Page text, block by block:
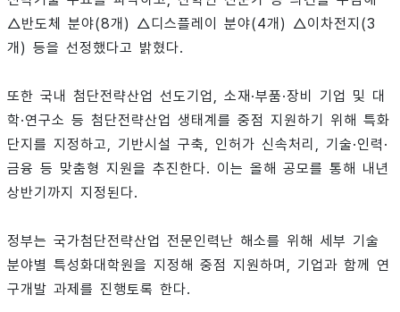
△반도체 분야(8개) △디스플레이 분야(4개) △이차전지(3
개) 등을 선정했다고 밝혔다.
또한 국내 첨단전략산업 선도기업, 소재·부품·장비 기업 및 대
학·연구소 등 첨단전략산업 생태계를 중점 지원하기 위해 특화
단지를 지정하고, 기반시설 구축, 인허가 신속처리, 기술·인력·
금융 등 맞춤형 지원을 추진한다. 이는 올해 공모를 통해 내년
상반기까지 지정된다.
정부는 국가첨단전략산업 전문인력난 해소를 위해 세부 기술
분야별 특성화대학원을 지정해 중점 지원하며, 기업과 함께 연
구개발 과제를 진행토록 한다.